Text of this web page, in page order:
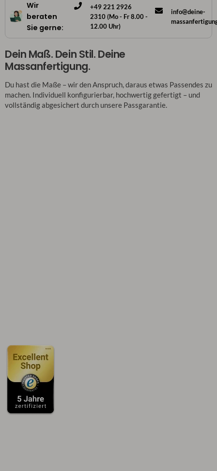
Wir
beraten
Sie gerne:
+49 221 2926
2310 (Mo - Fr 8.00 -
12.00 Uhr)
info@deine-
Dein Maß. Dein Stil. Deine
Massanfertigung.
Du hast die Maße – wir den Anspruch, daraus etwas Passendes zu
machen. Individuell konfigurierbar, hochwertig gefertigt – und
vollständig abgesichert durch unsere Passgarantie.